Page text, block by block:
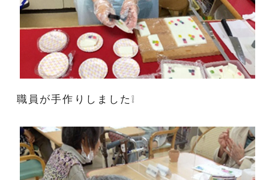
職員が手作りしました❕